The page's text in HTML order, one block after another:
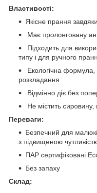
Властивості:
Якісне прання
Має пролонговану
Підходить для
типу і для ручного
Екологічна формула,
розкладання
Відмінно діє без
Не містить
Переваги:
Безпечний для
з підвищеною
ПАР сертифіковані
Без запаху
Склад: